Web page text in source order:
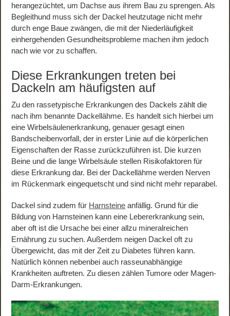
herangezüchtet, um Dachse aus ihrem Bau zu sprengen. Als
Begleithund muss sich der Dackel heutzutage nicht mehr
durch enge Baue zwängen, die mit der Niederläufigkeit
einhergehenden Gesundheitsprobleme machen ihm jedoch
nach wie vor zu schaffen.
Diese Erkrankungen treten bei
Dackeln am häufigsten auf
Zu den rassetypische Erkrankungen des Dackels zählt die
nach ihm benannte Dackellähme. Es handelt sich hierbei um
eine Wirbelsäulenerkrankung, genauer gesagt einen
Bandscheibenvorfall, der in erster Linie auf die körperlichen
Eigenschaften der Rasse zurückzuführen ist. Die kurzen
Beine und die lange Wirbelsäule stellen Risikofaktoren für
diese Erkrankung dar. Bei der Dackellähme werden Nerven
im Rückenmark eingequetscht und sind nicht mehr reparabel.
Dackel sind zudem für Harnsteine anfällig. Grund für die
Bildung von Harnsteinen kann eine Lebererkrankung sein,
aber oft ist die Ursache bei einer allzu mineralreichen
Ernährung zu suchen. Außerdem neigen Dackel oft zu
Übergewicht, das mit der Zeit zu Diabetes führen kann.
Natürlich können nebenbei auch rasseunabhängige
Krankheiten auftreten. Zu diesen zählen Tumore oder Magen-
Darm-Erkrankungen.